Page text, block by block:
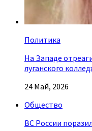
Политика
На Западе
луганского
24 Май, 2026
Общество
ВС России